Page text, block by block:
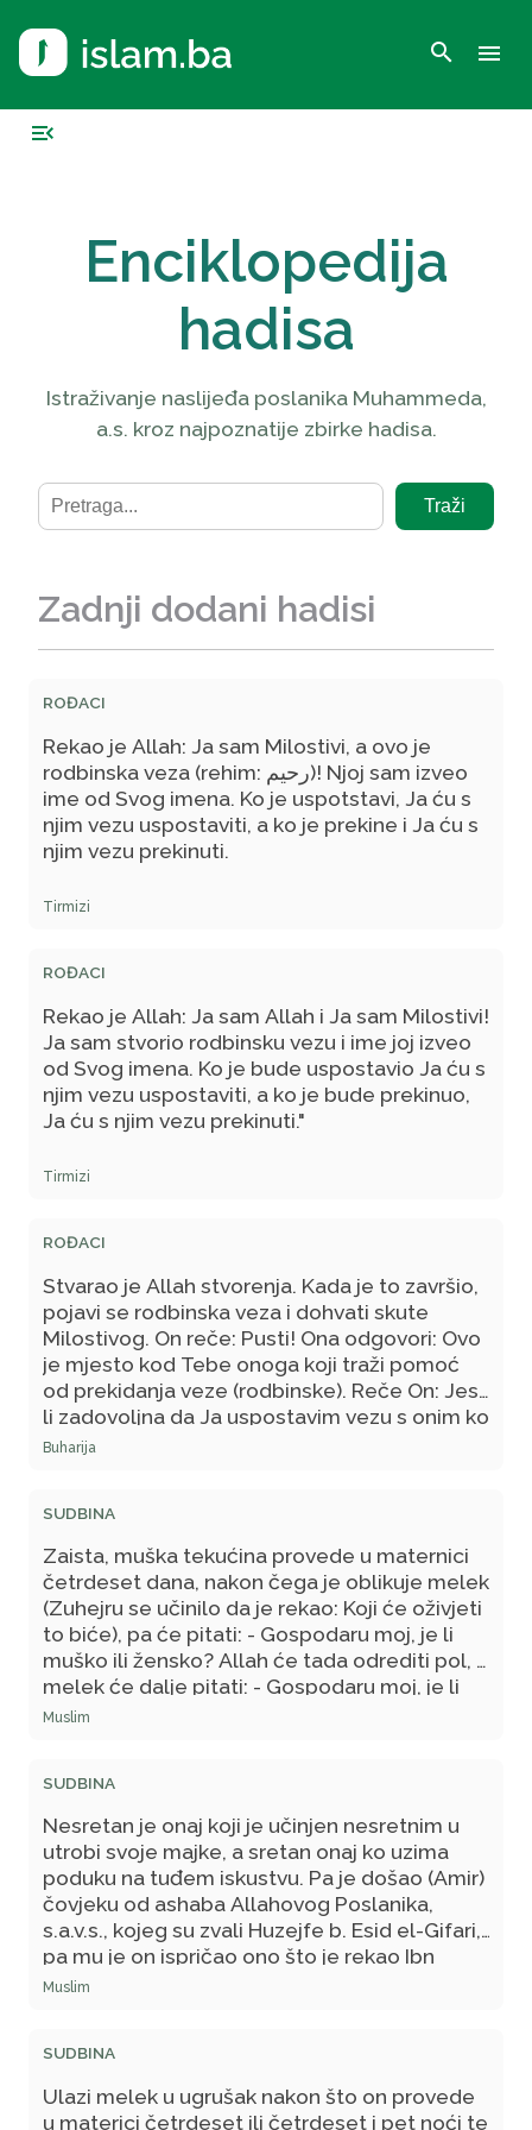
search menu
menu_open
Enciklopedija
hadisa
Istraživanje naslijeđa poslanika Muhammeda,
a.s. kroz najpoznatije zbirke hadisa.
Traži
Zadnji dodani hadisi
ROĐACI
Rekao je Allah: Ja sam Milostivi, a ovo je
rodbinska veza (rehim: رحيم)! Njoj sam izveo
ime od Svog imena. Ko je uspotstavi, Ja ću s
njim vezu uspostaviti, a ko je prekine i Ja ću s
njim vezu prekinuti.
Tirmizi
ROĐACI
Rekao je Allah: Ja sam Allah i Ja sam Milostivi!
Ja sam stvorio rodbinsku vezu i ime joj izveo
od Svog imena. Ko je bude uspostavio Ja ću s
njim vezu uspostaviti, a ko je bude prekinuo,
Ja ću s njim vezu prekinuti."
Tirmizi
ROĐACI
Stvarao je Allah stvorenja. Kada je to završio,
pojavi se rodbinska veza i dohvati skute
Milostivog. On reče: Pusti! Ona odgovori: Ovo
je mjesto kod Tebe onoga koji traži pomoć
od prekidanja veze (rodbinske). Reče On: Jesi
li zadovoljna da Ja uspostavim vezu s onim ko
s tobom vezu uspostavi, a da prekinem vezu
To ti pripada! Ebu Hurejre je dalje rekao:
Učite, ako želite: Zar i vi ne biste, kada biste
se vlasti dočepali, nered na Zemlji činili i
rodbinske veze kidali? (sura Muhammed, 22)"
Buharija
SUDBINA
Zaista, muška tekućina provede u maternici
četrdeset dana, nakon čega je oblikuje melek
(Zuhejru se učinilo da je rekao: Koji će oživjeti
to biće), pa će pitati: - Gospodaru moj, je li
muško ili žensko? Allah će tada odrediti pol, a
melek će dalje pitati: - Gospodaru moj, je li
sposoban ili ograničen? Allah će odrediti
njegova opskrba? Kada će umrijeti? Kakve će
ćudi biti? Zatim će Allah odrediti hoće li biti
sretan.
Muslim
SUDBINA
Nesretan je onaj koji je učinjen nesretnim u
utrobi svoje majke, a sretan onaj ko uzima
poduku na tuđem iskustvu. Pa je došao (Amir)
čovjeku od ashaba Allahovog Poslanika,
s.a.v.s., kojeg su zvali Huzejfe b. Esid el-Gifari,
pa mu je on ispričao ono što je rekao Ibn
Mesud, te upitao: A kako može čovjek biti
čudiš tome? Zaista sam čuo Allahovog
Poslanika, s.a.v.s., kako govori: - Kada ugrušak
provede četrdeset i dvije noći, pošalje mu
Muslim
SUDBINA
Ulazi melek u ugrušak nakon što on provede
u materici četrdeset ili četrdeset i pet noći te